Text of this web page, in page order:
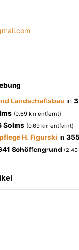
Landschaftsbau in
(0.69 km entfernt)
Solms (0.69 km entfernt)
H. Figurski in
Schöffengrund